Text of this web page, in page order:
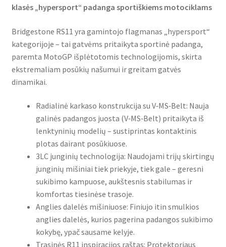
klasės „hypersport“ padanga sportiškiems motociklams
Bridgestone RS11 yra gamintojo flagmanas „hypersport“
kategorijoje – tai gatvėms pritaikyta sportinė padanga,
paremta MotoGP išplėtotomis technologijomis, skirta
ekstremaliam posūkių našumui ir greitam gatvės
dinamikai.
Radialinė karkaso konstrukcija su V‑MS‑Belt: Nauja
galinės padangos juosta (V‑MS‑Belt) pritaikyta iš
lenktyninių modelių – sustiprintas kontaktinis
plotas dairant posūkiuose.
3LC junginių technologija: Naudojami trijų skirtingų
junginių mišiniai tiek priekyje, tiek gale – geresni
sukibimo kampuose, aukštesnis stabilumas ir
komfortas tiesinėse trasoje.
Anglies dalelės mišiniuose: Finiujo itin smulkios
anglies dalelės, kurios pagerina padangos sukibimo
kokybę, ypač sausame kelyje.
Trasinės R11 inspiracijos raštas: Protektoriaus